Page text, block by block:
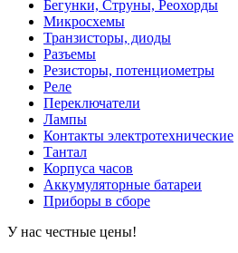
Бегунки, Струны, Реохорды
Микросхемы
Транзисторы, диоды
Разъемы
Резисторы, потенциометры
Реле
Переключатели
Лампы
Контакты электротехнические
Тантал
Корпуса часов
Аккумуляторные батареи
Приборы в сборе
У нас честные цены!